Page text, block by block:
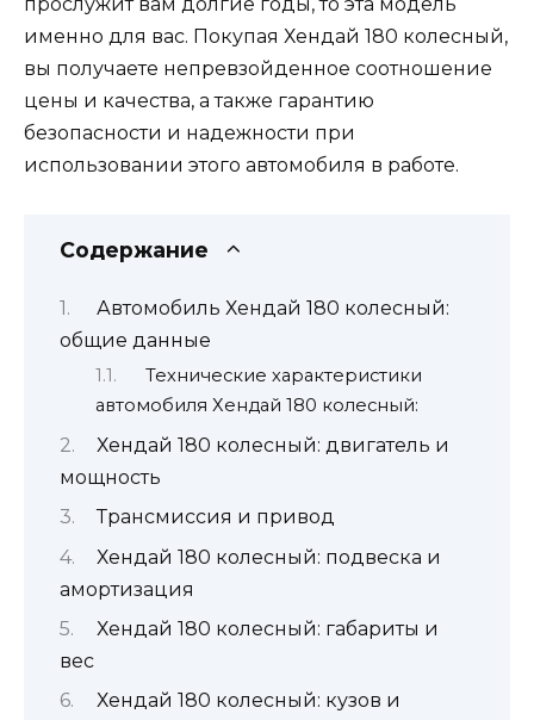
прослужит вам долгие годы, то эта модель
именно для вас. Покупая Хендай 180 колесный,
вы получаете непревзойденное соотношение
цены и качества, а также гарантию
безопасности и надежности при
использовании этого автомобиля в работе.
Содержание
Автомобиль Хендай 180 колесный:
общие данные
Технические характеристики
автомобиля Хендай 180 колесный:
Хендай 180 колесный: двигатель и
мощность
Трансмиссия и привод
Хендай 180 колесный: подвеска и
амортизация
Хендай 180 колесный: габариты и
вес
Хендай 180 колесный: кузов и